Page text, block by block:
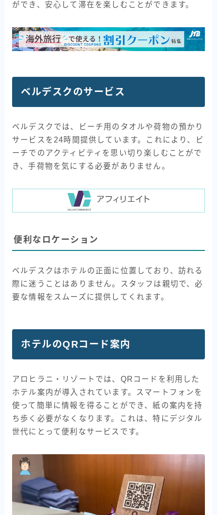
ができ、安心して滞在を楽しむことができます。
ベルデスクのサービス
ベルデスクでは、ビーチ用のタオルや荷物の預かり
サービスを24時間提供しています。これにより、ビ
ーチでのアクティビティを思い切り楽しむことがで
き、手荷物を気にする必要がありません。
便利なロケーション
ベルデスクはホテルの正面に位置しており、訪れる
際に迷うことはありません。スタッフは親切で、必
要な情報をスムーズに提供してくれます。
ホテルのQRコード案内
アロヒラニ・リゾートでは、QRコードを利用した
ホテル案内が導入されています。スマートフォンを
使って簡単に情報を得ることができ、紙の案内を持
ち歩く必要がなくなります。これは、特にデジタル
世代にとって便利なサービスです。